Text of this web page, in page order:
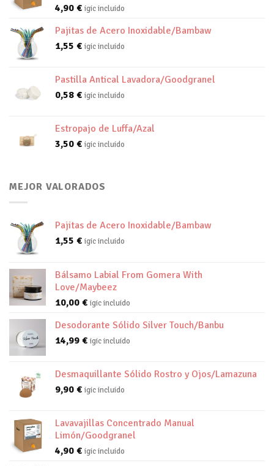
4,90 € igic incluido
Pajitas de Acero Inoxidable/Bambaw
1,55 € igic incluido
Pastilla Antical Lavadora/Goodgranel
0,58 € igic incluido
Estropajo de Luffa/Azal
3,50 € igic incluido
MEJOR VALORADOS
Pajitas de Acero Inoxidable/Bambaw
1,55 € igic incluido
Bálsamo Labial From Gomera With
Love/Maybeez
10,00 € igic incluido
Desodorante Sólido Silver Touch/Banbu
14,99 € igic incluido
Desmaquillante Sólido Rostro y Ojos/Lamazuna
9,90 € igic incluido
Lavavajillas Concentrado Manual
Limón/Goodgranel
4,90 € igic incluido